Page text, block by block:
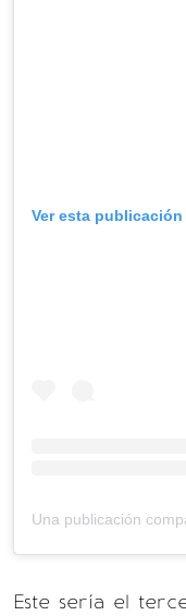
Ver esta
Este sería el